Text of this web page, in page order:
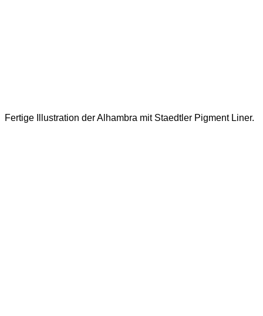
Fertige Illustration der Alhambra mit Staedtler Pigment Liner.